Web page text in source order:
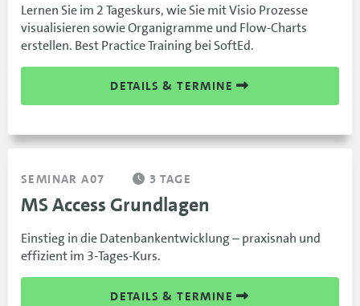
Lernen Sie im 2 Tageskurs, wie Sie mit Visio Prozesse
visualisieren sowie Organigramme und Flow-Charts
erstellen. Best Practice Training bei SoftEd.
DETAILS & TERMINE
SEMINAR A07 3 TAGE
MS Access Grundlagen
Einstieg in die Datenbankentwicklung – praxisnah und
effizient im 3-Tages-Kurs.
DETAILS & TERMINE